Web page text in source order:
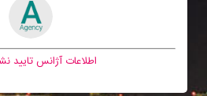
اطلاعات آژانس تایید